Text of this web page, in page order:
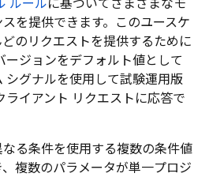
ルールに基づいてさまざまなモ
を提供できます。このユースケ
のリクエストを提供するために
ージョンをデフォルト値として
シグナルを使用して試験運用版
ライアント リクエストに応答で
る条件を使用する複数の条件値
複数のパラメータが単一プロジ